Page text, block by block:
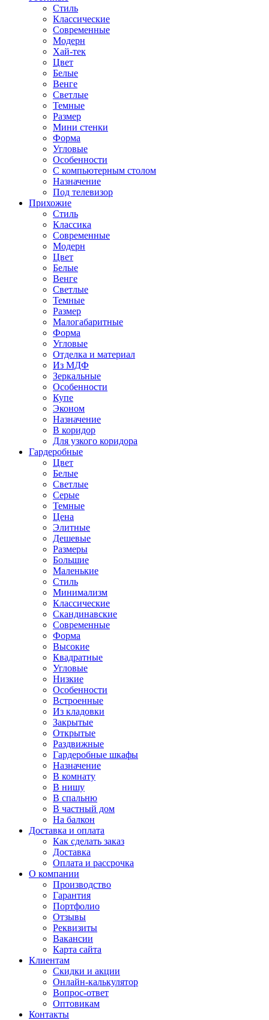
Стиль
Классические
Современные
Модерн
Хай-тек
Цвет
Белые
Венге
Светлые
Темные
Размер
Мини стенки
Форма
Угловые
Особенности
С компьютерным столом
Назначение
Под телевизор
Прихожие
Стиль
Классика
Современные
Модерн
Цвет
Белые
Венге
Светлые
Темные
Размер
Малогабаритные
Форма
Угловые
Отделка и материал
Из МДФ
Зеркальные
Особенности
Купе
Эконом
Назначение
В коридор
Для узкого коридора
Гардеробные
Цвет
Белые
Светлые
Серые
Темные
Цена
Элитные
Дешевые
Размеры
Большие
Маленькие
Стиль
Минимализм
Классические
Скандинавские
Современные
Форма
Высокие
Квадратные
Угловые
Низкие
Особенности
Встроенные
Из кладовки
Закрытые
Открытые
Раздвижные
Гардеробные шкафы
Назначение
В комнату
В нишу
В спальню
В частный дом
На балкон
Доставка и оплата
Как сделать заказ
Доставка
Оплата и рассрочка
О компании
Производство
Гарантия
Портфолио
Отзывы
Реквизиты
Вакансии
Карта сайта
Клиентам
Скидки и акции
Онлайн-калькулятор
Вопрос-ответ
Оптовикам
Контакты